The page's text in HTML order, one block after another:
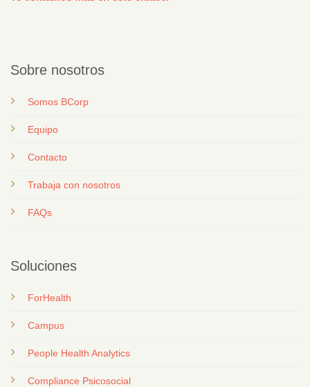
Sobre nosotros
Somos BCorp
Equipo
Contacto
Trabaja con nosotros
FAQs
Soluciones
ForHealth
Campus
People Health Analytics
Compliance Psicosocial